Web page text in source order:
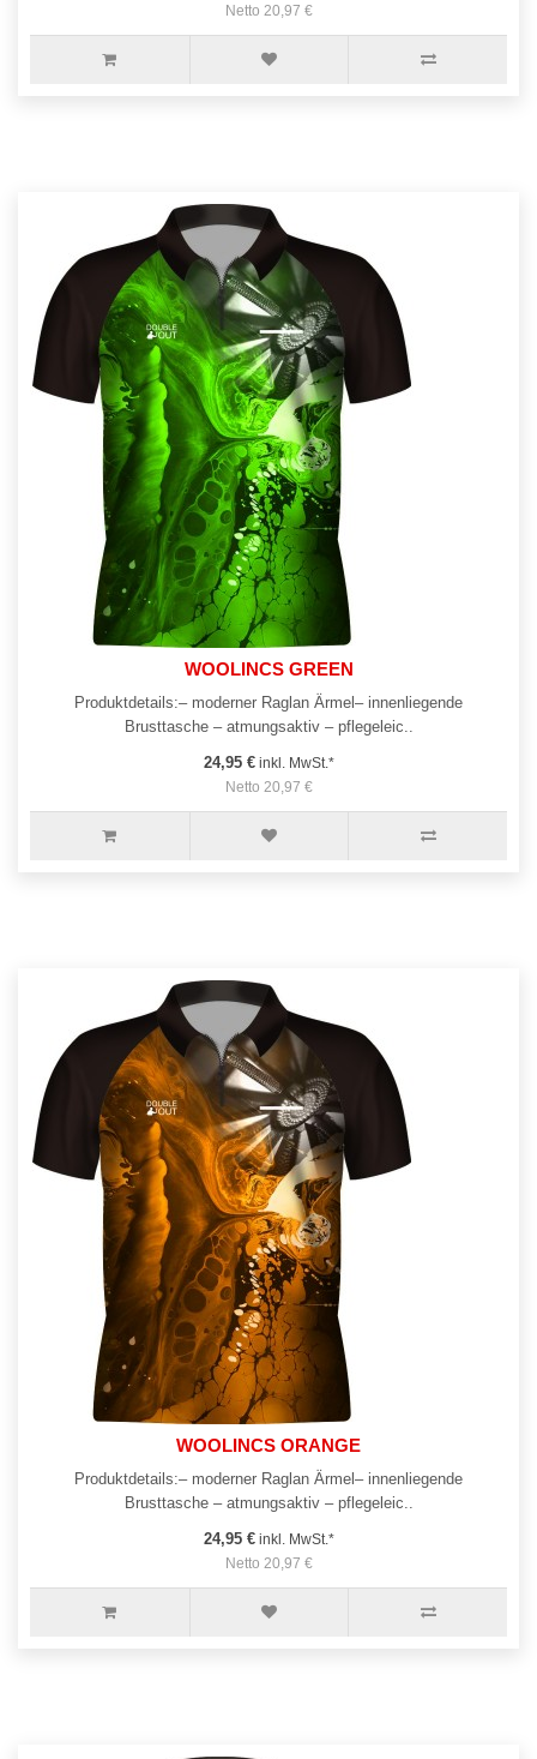
Netto 20,97 €
WOOLINCS GREEN
Produktdetails:– moderner Raglan Ärmel– innenliegende
Brusttasche – atmungsaktiv – pflegeleic..
24,95 €inkl. MwSt.*
Netto 20,97 €
WOOLINCS ORANGE
Produktdetails:– moderner Raglan Ärmel– innenliegende
Brusttasche – atmungsaktiv – pflegeleic..
24,95 €inkl. MwSt.*
Netto 20,97 €